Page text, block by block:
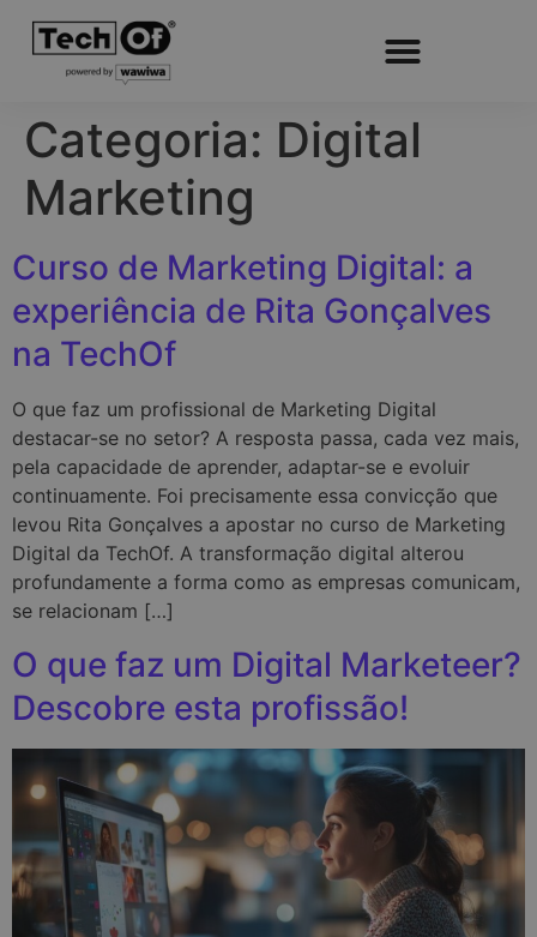
Categoria: Digital
Marketing
Curso de Marketing Digital: a
experiência de Rita Gonçalves
na TechOf
O que faz um profissional de Marketing Digital
destacar-se no setor? A resposta passa, cada vez mais,
pela capacidade de aprender, adaptar-se e evoluir
continuamente. Foi precisamente essa convicção que
levou Rita Gonçalves a apostar no curso de Marketing
Digital da TechOf. A transformação digital alterou
profundamente a forma como as empresas comunicam,
se relacionam […]
O que faz um Digital Marketeer?
Descobre esta profissão!